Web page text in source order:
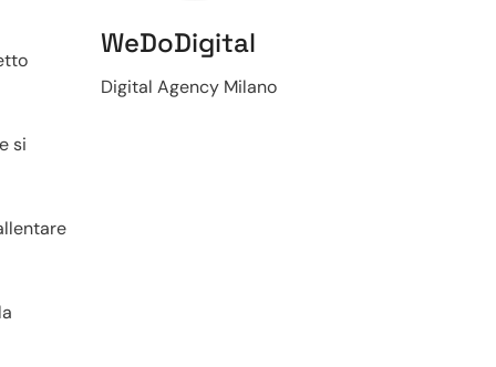
si
WeDoDigital
Digital Agency Milano